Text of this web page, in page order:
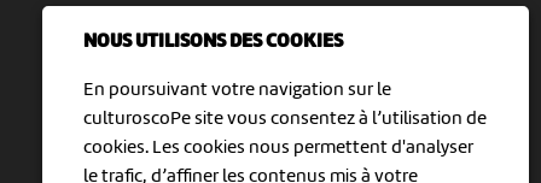
NOUS UTILISONS DES COOKIES
En poursuivant votre navigation sur le
culturoscoPe site vous consentez à l’utilisation de
cookies. Les cookies nous permettent d'analyser
le trafic, d’affiner les contenus mis à votre